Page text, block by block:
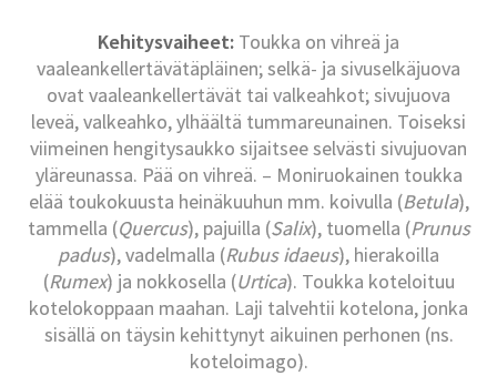
Kehitysvaiheet: Toukka on vihreä ja
vaaleankellertävätäpläinen; selkä- ja sivuselkäjuova
ovat vaaleankellertävät tai valkeahkot; sivujuova
leveä, valkeahko, ylhäältä tummareunainen. Toiseksi
viimeinen hengitysaukko sijaitsee selvästi sivujuovan
yläreunassa. Pää on vihreä. – Moniruokainen toukka
elää toukokuusta heinäkuuhun mm. koivulla (Betula),
tammella (Quercus), pajuilla (Salix), tuomella (Prunus
padus), vadelmalla (Rubus idaeus), hierakoilla
(Rumex) ja nokkosella (Urtica). Toukka koteloituu
kotelokoppaan maahan. Laji talvehtii kotelona, jonka
sisällä on täysin kehittynyt aikuinen perhonen (ns.
koteloimago).